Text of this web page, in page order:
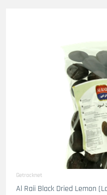
Getrocknet